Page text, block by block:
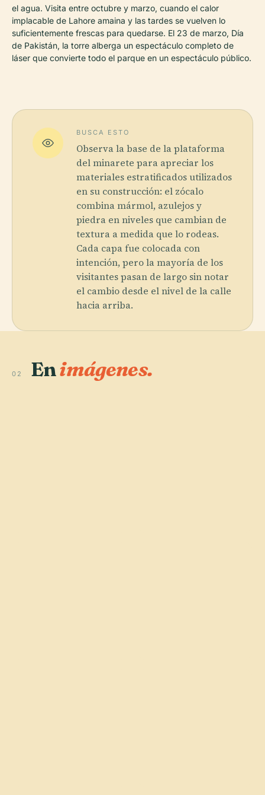
el agua. Visita entre octubre y marzo, cuando el calor
implacable de Lahore amaina y las tardes se vuelven lo
suficientemente frescas para quedarse. El 23 de marzo, Día
de Pakistán, la torre alberga un espectáculo completo de
láser que convierte todo el parque en un espectáculo público.
BUSCA ESTO
Observa la base de la plataforma
del minarete para apreciar los
materiales estratificados utilizados
en su construcción: el zócalo
combina mármol, azulejos y
piedra en niveles que cambian de
textura a medida que lo rodeas.
Cada capa fue colocada con
intención, pero la mayoría de los
visitantes pasan de largo sin notar
el cambio desde el nivel de la calle
hacia arriba.
02 Enimágenes.